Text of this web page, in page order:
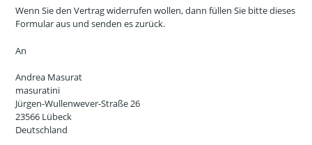
Wenn Sie den Vertrag widerrufen wollen, dann füllen Sie bitte dieses
Formular aus und senden es zurück.
An
Andrea Masurat
masuratini
Jürgen-Wullenwever-Straße 26
23566 Lübeck
Deutschland